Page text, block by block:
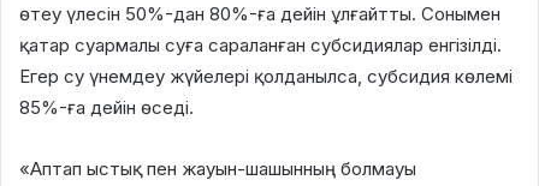
өтеу үлесін 50%-дан 80%-ға дейін ұлғайтты. Сонымен
қатар суармалы суға сараланған субсидиялар енгізілді.
Егер су үнемдеу жүйелері қолданылса, субсидия көлемі
85%-ға дейін өседі.
«Аптап ыстық пен жауын-шашынның болмауы